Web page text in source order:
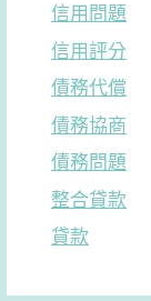
信用問題
信用評分
債務代償
債務協商
債務問題
整合貸款
貸款